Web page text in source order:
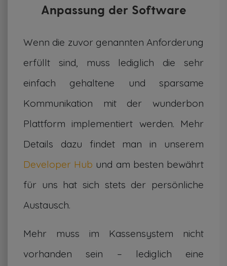
Anpassung der Software
Wenn die zuvor genannten Anforderung
erfüllt sind, muss lediglich die sehr
einfach gehaltene und sparsame
Kommunikation mit der wunderbon
Plattform implementiert werden. Mehr
Details dazu findet man in unserem
Developer Hub und am besten bewährt
für uns hat sich stets der persönliche
Austausch.
Mehr muss im Kassensystem nicht
vorhanden sein – lediglich eine